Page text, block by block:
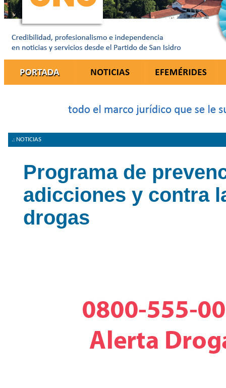
.: NOTICIAS
Programa de
adicciones y contra
drogas